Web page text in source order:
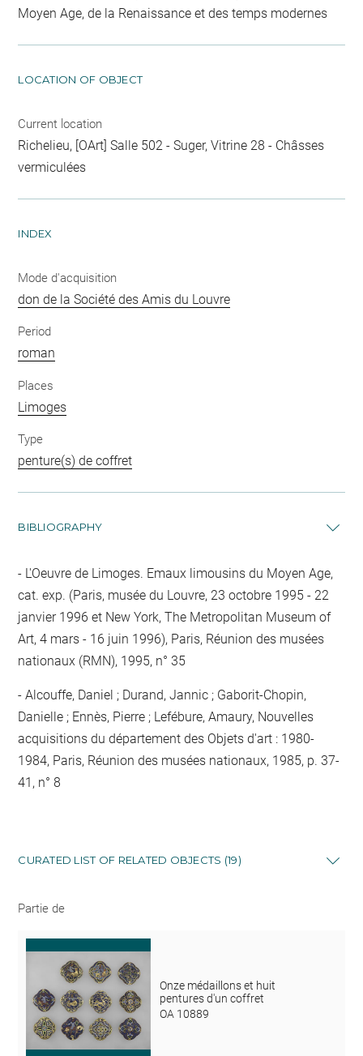
Moyen Age, de la Renaissance et des temps modernes
LOCATION OF OBJECT
Current location
Richelieu, [OArt] Salle 502 - Suger, Vitrine 28 - Châsses
vermiculées
INDEX
Mode d'acquisition
don de la Société des Amis du Louvre
Period
roman
Places
Limoges
Type
penture(s) de coffret
BIBLIOGRAPHY
L'Oeuvre de Limoges. Emaux limousins du Moyen Age,
cat. exp. (Paris, musée du Louvre, 23 octobre 1995 - 22
janvier 1996 et New York, The Metropolitan Museum of
Art, 4 mars - 16 juin 1996), Paris, Réunion des musées
nationaux (RMN), 1995, n° 35
Alcouffe, Daniel ; Durand, Jannic ; Gaborit-Chopin,
Danielle ; Ennès, Pierre ; Lefébure, Amaury, Nouvelles
acquisitions du département des Objets d'art : 1980-
1984, Paris, Réunion des musées nationaux, 1985, p. 37-
41, n° 8
CURATED LIST OF RELATED OBJECTS (19)
Partie de
Onze médaillons et huit
pentures d'un coffret
OA 10889